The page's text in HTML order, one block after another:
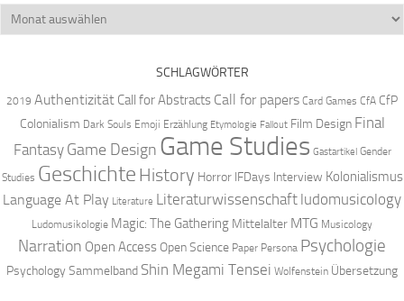
Archiv
SCHLAGWÖRTER
2019 Authentizität Call for Abstracts Call for papers Card Games CfA CfP
Colonialism Dark Souls Emoji Erzählung Etymologie Fallout Film Design Final
Fantasy Game Design Game Studies Gastartikel Gender
Studies Geschichte History Horror IFDays Interview Kolonialismus
Language At Play Literature Literaturwissenschaft ludomusicology
Ludomusikologie Magic: The Gathering Mittelalter MTG Musicology
Narration Open Access Open Science Paper Persona Psychologie
PsychologySammelband Shin Megami Tensei Wolfenstein Übersetzung